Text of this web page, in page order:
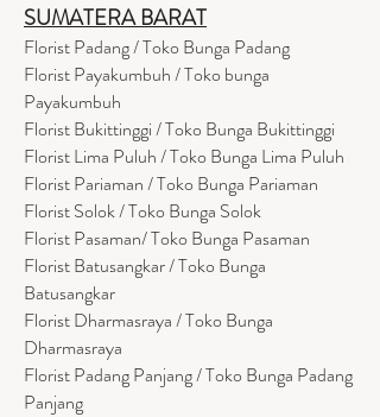
SUMATERA BARAT
Florist Padang / Toko Bunga Padang
Florist Payakumbuh / Toko bunga
Payakumbuh
Florist Bukittinggi / Toko Bunga Bukittinggi
Florist Lima Puluh / Toko Bunga Lima Puluh
Florist Pariaman / Toko Bunga Pariaman
Florist Solok / Toko Bunga Solok
Florist Pasaman/ Toko Bunga Pasaman
Florist Batusangkar / Toko Bunga
Batusangkar
Florist Dharmasraya / Toko Bunga
Dharmasraya
Florist Padang Panjang / Toko Bunga Padang
Panjang